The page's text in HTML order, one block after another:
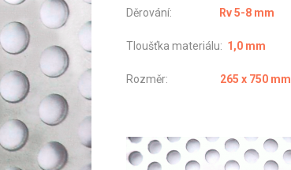
Děrování: Rv 5-8 mm
Tloušťka materiálu: 1,0 mm
Rozměr: 265 x 750 mm